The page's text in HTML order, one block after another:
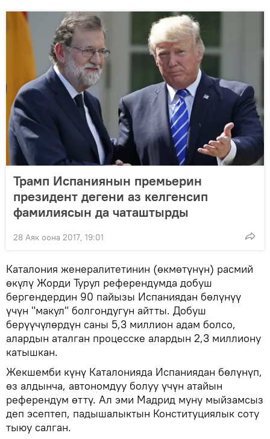
Трамп Испаниянын премьерин
президент дегени аз келгенсип
фамилиясын да чаташтырды
28 Аяк оона 2017, 19:01
Каталония женералитетинин (өкмөтүнүн) расмий
өкүлү Жорди Турул референдумда добуш
бергендердин 90 пайызы Испаниядан бөлүнүү
үчүн "макул" болгондугун айтты. Добуш
берүүчүлөрдүн саны 5,3 миллион адам болсо,
алардын аталган процесске алардын 2,3 миллиону
катышкан.
Жекшемби күнү Каталонияда Испаниядан бөлүнүп,
өз алдынча, автономдуу болуу үчүн атайын
референдум өттү. Ал эми Мадрид муну мыйзамсыз
деп эсептеп, падышалыктын Конституциялык соту
тыюу салган.